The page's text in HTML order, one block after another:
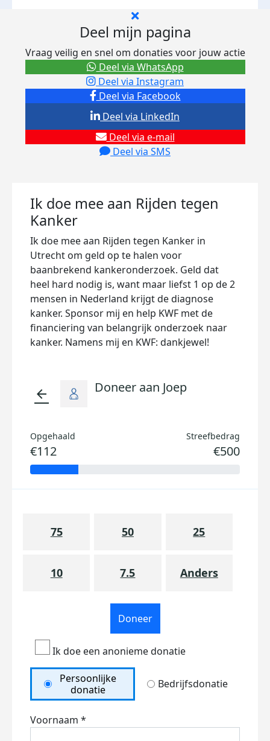
Deel mijn pagina
Vraag veilig en snel om donaties voor jouw actie
Deel via Facebook
Deel via Instagram
Deel via e-mail
Deel via SMS
Deel via LinkedIn
Deel via WhatsApp
Ik doe mee aan Rijden tegen
Kanker
Ik doe mee aan Rijden tegen Kanker in
Utrecht om geld op te halen voor
baanbrekend kankeronderzoek. Geld dat
heel hard nodig is, want maar liefst 1 op de 2
mensen in Nederland krijgt de diagnose
kanker. Sponsor mij en help KWF met de
financiering van belangrijk onderzoek naar
kanker. Namens mij en KWF: dankjewel!
arrow_back Doneer aan Joep
Opgehaald
€112
Streefbedrag
€500
75 50 25
10 7.5 Anders
Doneer
Ik doe een anonieme donatie
Persoonlijke
donatie
Bedrijfsdonatie
Voornaam *